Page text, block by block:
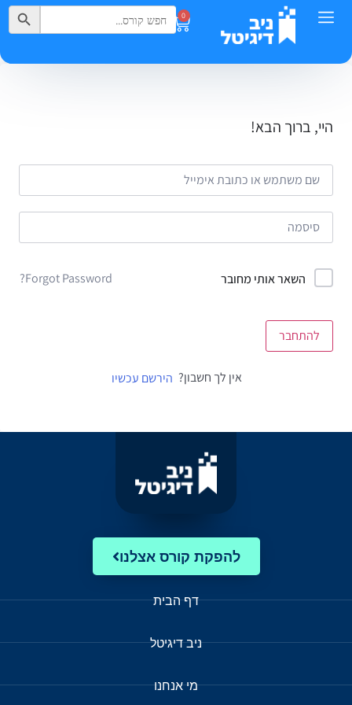
0
Search
for:
Search Button
היי, ברוך הבא!
השאר אותי מחובר Forgot Password?
להתחבר
אין לך חשבון? הירשם עכשיו
להפקת קורס אצלנו
דף הבית
ניב דיגיטל
מי אנחנו